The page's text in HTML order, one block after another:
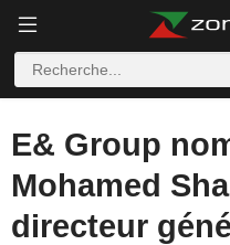
E& Group
Mohamed
directeur